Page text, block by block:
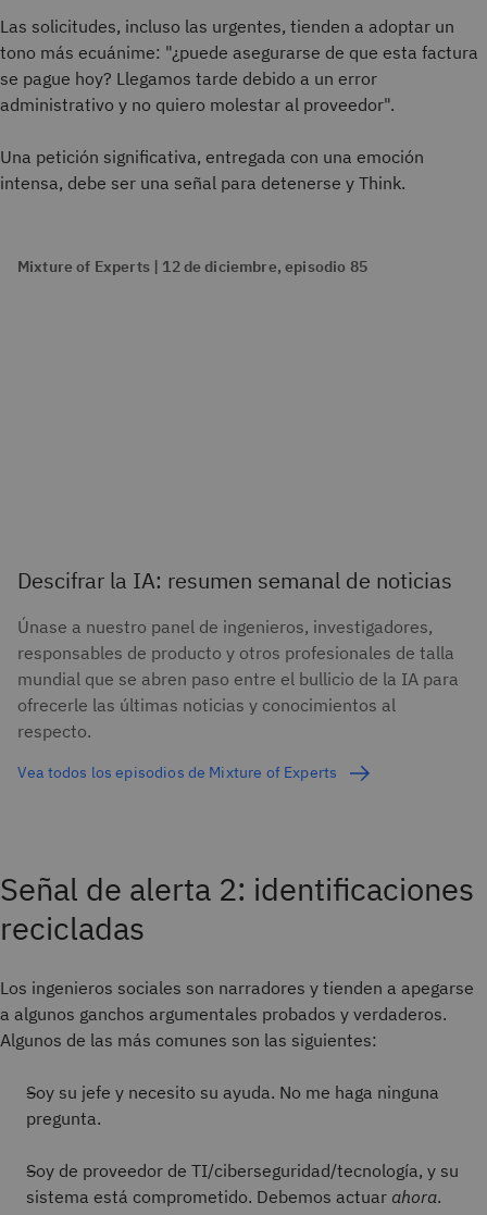
Las solicitudes, incluso las urgentes, tienden a adoptar un
tono más ecuánime: "¿puede asegurarse de que esta factura
se pague hoy? Llegamos tarde debido a un error
administrativo y no quiero molestar al proveedor".
Una petición significativa, entregada con una emoción
intensa, debe ser una señal para detenerse y Think.
Mixture of Experts | 12 de diciembre, episodio 85
Descifrar la IA: resumen semanal de noticias
Únase a nuestro panel de ingenieros, investigadores,
responsables de producto y otros profesionales de talla
mundial que se abren paso entre el bullicio de la IA para
ofrecerle las últimas noticias y conocimientos al
respecto.
Vea todos los episodios de Mixture of Experts
Señal de alerta 2: identificaciones
recicladas
Los ingenieros sociales son narradores y tienden a apegarse
a algunos ganchos argumentales probados y verdaderos.
Algunos de las más comunes son las siguientes:
Soy su jefe y necesito su ayuda. No me haga ninguna
pregunta.
Soy de proveedor de TI/ciberseguridad/tecnología, y su
sistema está comprometido. Debemos actuar ahora.